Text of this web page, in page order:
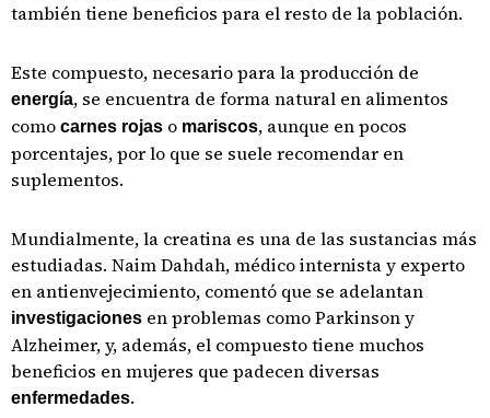
también tiene beneficios para el resto de la población.
Este compuesto, necesario para la producción de
energía, se encuentra de forma natural en alimentos
como carnes rojas o mariscos, aunque en pocos
porcentajes, por lo que se suele recomendar en
suplementos.
Mundialmente, la creatina es una de las sustancias más
estudiadas. Naim Dahdah, médico internista y experto
en antienvejecimiento, comentó que se adelantan
investigaciones en problemas como Parkinson y
Alzheimer, y, además, el compuesto tiene muchos
beneficios en mujeres que padecen diversas
enfermedades.